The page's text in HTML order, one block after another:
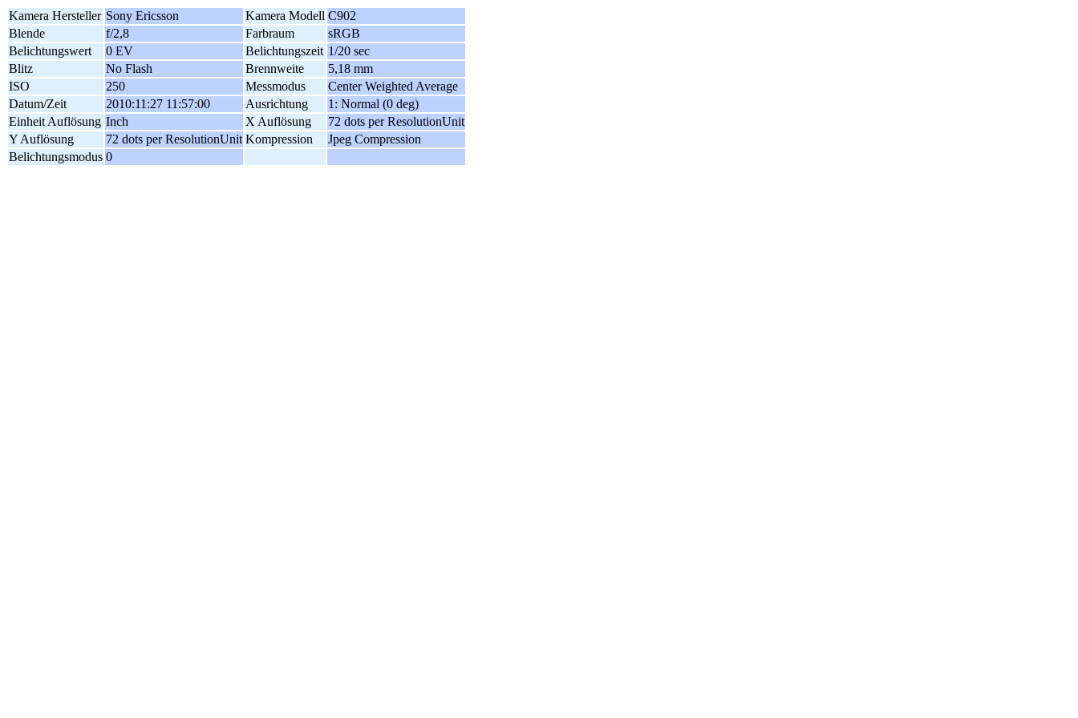
Kamera Hersteller Sony Ericsson Kamera Modell C902
Blende
f/2,8 Farbraum
sRGB
Belichtungswert
0 EV Belichtungszeit 1/20 sec
Blitz
No Flash Brennweite
5,18 mm
ISO
250 Messmodus
Center Weighted Average
Datum/Zeit
2010:11:27 11:57:00 Ausrichtung
1: Normal (0 deg)
Einheit Auflösung Inch X Auflösung
72 dots per ResolutionUnit
Y Auflösung
72 dots per ResolutionUnit Kompression
Jpeg Compression
Belichtungsmodus 0